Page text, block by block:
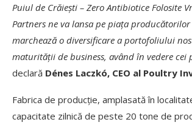
Puiul de Crăiești – Zero Antibiotice Folosite
Partners ne va lansa pe piața producătorilor
marchează o diversificare a portofoliului
maturității de business, având în vedere cei
declară Dénes Laczkó, CEO al Poultry
Fabrica de producție, amplasată în
capacitate zilnică de peste 20 tone de